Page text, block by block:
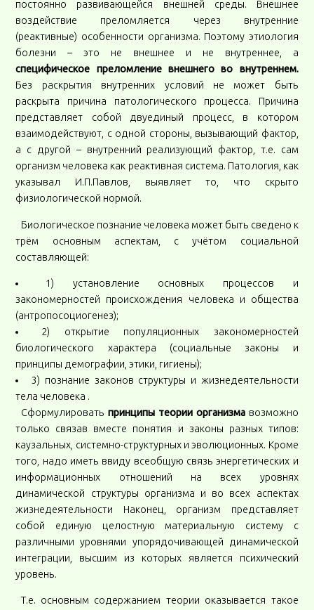
постоянно развивающейся внешней среды. Внешнее
воздействие преломляется через внутренние
(реактивные) особенности организма. Поэтому этиология
болезни – это не внешнее и не внутреннее, а
специфическое преломление внешнего во внутреннем.
Без раскрытия внутренних условий не может быть
раскрыта причина патологического процесса. Причина
представляет собой двуединый процесс, в котором
взаимодействуют, с одной стороны, вызывающий фактор,
а с другой – внутренний реализующий фактор, т.е. сам
организм человека как реактивная система. Патология, как
указывал И.П.Павлов, выявляет то, что скрыто
физиологической нормой.
Биологическое познание человека может быть сведено к
трём основным аспектам, с учётом социальной
составляющей:
1) установление основных процессов и
закономерностей происхождения человека и общества
(антропосоциогенез);
2) открытие популяционных закономерностей
биологического характера (социальные законы и
принципы демографии, этики, гигиены);
3) познание законов структуры и жизнедеятельности
тела человека .
Сформулировать принципы теории организма возможно
только связав вместе понятия и законы разных типов:
каузальных, системно-структурных и эволюционных. Кроме
того, надо иметь ввиду всеобщую связь энергетических и
информационных отношений на всех уровнях
динамической структуры организма и во всех аспектах
жизнедеятельности Наконец, организм представляет
собой единую целостную материальную систему с
различными уровнями упорядочивающей динамической
интеграции, высшим из которых является психический
уровень.
Т.е. основным содержанием теории оказывается такое